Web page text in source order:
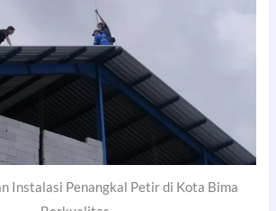
Instalasi Penangkal Petir di Kota Bima